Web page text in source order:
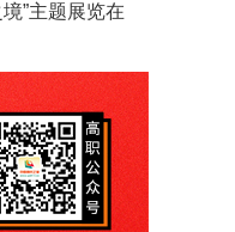
学院2025年工
”主题展览在